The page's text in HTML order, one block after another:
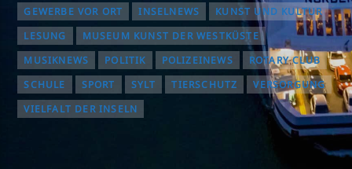
GEWERBE VOR ORT
INSELNEWS
KUNST UND KULTUR
LESUNG
MUSEUM KUNST DER WESTKÜSTE
MUSIKNEWS
POLITIK POLIZEINEWS
ROTARY CLUB
SCHULE
SPORT SYLT TIERSCHUTZ
VERSORGUNG
VIELFALT DER INSELN